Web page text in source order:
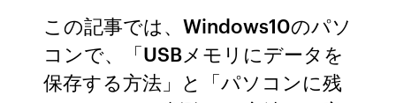
この記事では、Windows10のパソ
コンで、「USBメモリにデータを
保存する方法」と「パソコンに残